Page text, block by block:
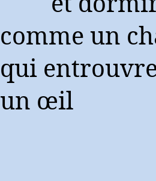
comme un
qui
un œil